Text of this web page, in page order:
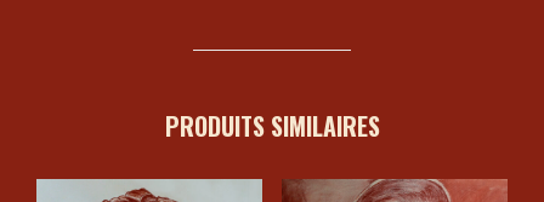
PRODUITS SIMILAIRES